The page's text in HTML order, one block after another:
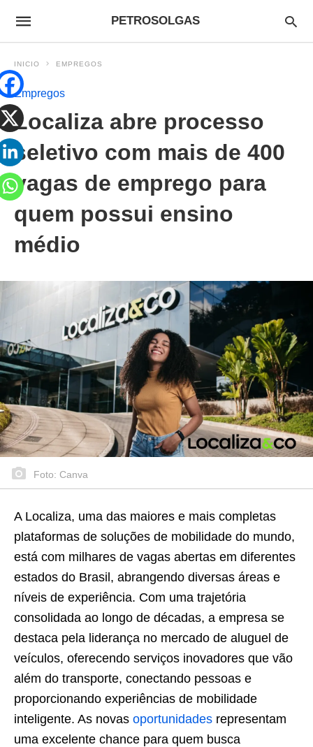
PETROSOLGAS
INICIO EMPREGOS
Empregos
Localiza abre processo
seletivo com mais de 400
vagas de emprego para
quem possui ensino
médio
Foto: Canva
A Localiza, uma das maiores e mais completas
plataformas de soluções de mobilidade do mundo,
está com milhares de vagas abertas em diferentes
estados do Brasil, abrangendo diversas áreas e
níveis de experiência. Com uma trajetória
consolidada ao longo de décadas, a empresa se
destaca pela liderança no mercado de aluguel de
veículos, oferecendo serviços inovadores que vão
além do transporte, conectando pessoas e
proporcionando experiências de mobilidade
inteligente. As novas oportunidades representam
uma excelente chance para quem busca